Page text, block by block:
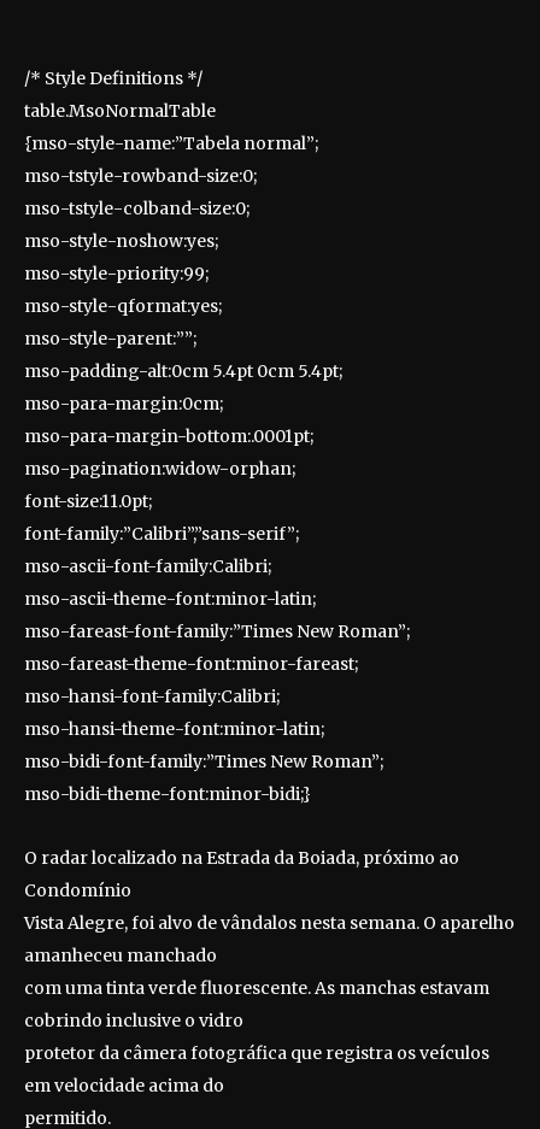
/* Style Definitions */
table.MsoNormalTable
{mso-style-name:”Tabela normal”;
mso-tstyle-rowband-size:0;
mso-tstyle-colband-size:0;
mso-style-noshow:yes;
mso-style-priority:99;
mso-style-qformat:yes;
mso-style-parent:””;
mso-padding-alt:0cm 5.4pt 0cm 5.4pt;
mso-para-margin:0cm;
mso-para-margin-bottom:.0001pt;
mso-pagination:widow-orphan;
font-size:11.0pt;
font-family:”Calibri”,”sans-serif”;
mso-ascii-font-family:Calibri;
mso-ascii-theme-font:minor-latin;
mso-fareast-font-family:”Times New Roman”;
mso-fareast-theme-font:minor-fareast;
mso-hansi-font-family:Calibri;
mso-hansi-theme-font:minor-latin;
mso-bidi-font-family:”Times New Roman”;
mso-bidi-theme-font:minor-bidi;}
O radar localizado na Estrada da Boiada, próximo ao
Condomínio
Vista Alegre, foi alvo de vândalos nesta semana. O aparelho
amanheceu manchado
com uma tinta verde fluorescente. As manchas estavam
cobrindo inclusive o vidro
protetor da câmera fotográfica que registra os veículos
em velocidade acima do
permitido.